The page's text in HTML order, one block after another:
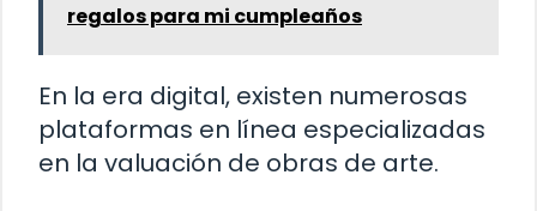
regalos para mi cumpleaños
En la era digital, existen numerosas
plataformas en línea especializadas
en la valuación de obras de arte.